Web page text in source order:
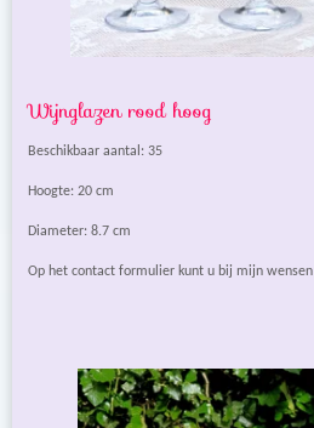
Wijnglazen rood hoog
Beschikbaar aantal: 35
Hoogte: 20 cm
Diameter: 8.7 cm
Op het contact formulier kunt u bij mijn wensen